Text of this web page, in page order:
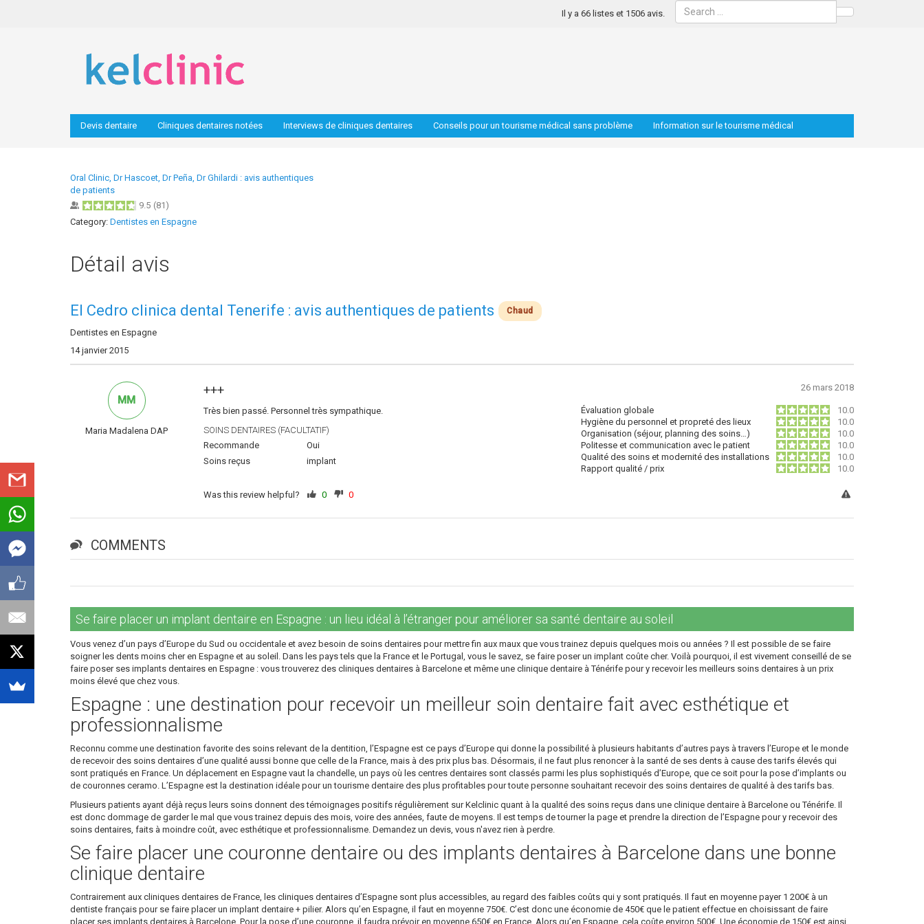
Search
Il y a 66 listes et 1506 avis.
Devis dentaire Cliniques dentaires notées Interviews de cliniques dentaires Conseils pour un tourisme médical sans problème Information sur le tourisme médical
Oral Clinic, Dr Hascoet, Dr Peña, Dr Ghilardi : avis authentiques
de patients
9.5 (81 )
Category: Dentistes en Espagne
Détail avis
El Cedro clinica dental Tenerife : avis authentiques de patients Chaud
Dentistes en Espagne
14 janvier 2015
+++ 26 mars 2018
Évaluation globale
10.0
Hygiène du personnel et propreté des lieux
10.0
Organisation (séjour, planning des soins…)
10.0
Politesse et communication avec le patient
10.0
Qualité des soins et modernité des installations
10.0
Rapport qualité / prix
10.0
Très bien passé. Personnel très sympathique.
SOINS DENTAIRES (FACULTATIF)
Recommande
Oui
Soins reçus
implant
MM
Maria Madalena DAP
Was this review helpful? 0 0
COMMENTS
Se faire placer un implant dentaire en Espagne : un lieu idéal à l’étranger pour améliorer sa santé dentaire au soleil
Vous venez d’un pays d’Europe du Sud ou occidentale et avez besoin de soins dentaires pour mettre fin aux maux que vous trainez depuis quelques mois ou années ? Il est possible de se faire
soigner les dents moins cher en Espagne et au soleil. Dans les pays tels que la France et le Portugal, vous le savez, se faire poser un implant coûte cher. Voilà pourquoi, il est vivement conseillé de se
faire poser ses implants dentaires en Espagne : vous trouverez des cliniques dentaires à Barcelone et même une clinique dentaire à Ténérife pour y recevoir les meilleurs soins dentaires à un prix
moins élevé que chez vous.
Espagne : une destination pour recevoir un meilleur soin dentaire fait avec esthétique et
professionnalisme
Reconnu comme une destination favorite des soins relevant de la dentition, l’Espagne est ce pays d’Europe qui donne la possibilité à plusieurs habitants d’autres pays à travers l’Europe et le monde
de recevoir des soins dentaires d’une qualité aussi bonne que celle de la France, mais à des prix plus bas. Désormais, il ne faut plus renoncer à la santé de ses dents à cause des tarifs élevés qui
sont pratiqués en France. Un déplacement en Espagne vaut la chandelle, un pays où les centres dentaires sont classés parmi les plus sophistiqués d’Europe, que ce soit pour la pose d’implants ou
de couronnes ceramo. L’Espagne est la destination idéale pour un tourisme dentaire des plus profitables pour toute personne souhaitant recevoir des soins dentaires de qualité à des tarifs bas.
Plusieurs patients ayant déjà reçus leurs soins donnent des témoignages positifs régulièrement sur Kelclinic quant à la qualité des soins reçus dans une clinique dentaire à Barcelone ou Ténérife. Il
est donc dommage de garder le mal que vous trainez depuis des mois, voire des années, faute de moyens. Il est temps de tourner la page et prendre la direction de l’Espagne pour y recevoir des
soins dentaires, faits à moindre coût, avec esthétique et professionnalisme. Demandez un devis, vous n'avez rien à perdre.
Se faire placer une couronne dentaire ou des implants dentaires à Barcelone dans une bonne
clinique dentaire
Contrairement aux cliniques dentaires de France, les cliniques dentaires d’Espagne sont plus accessibles, au regard des faibles coûts qui y sont pratiqués. Il faut en moyenne payer 1 200€ à un
dentiste français pour se faire placer un implant dentaire + pilier. Alors qu’en Espagne, il faut en moyenne 750€. C’est donc une économie de 450€ que le patient effectue en choisissant de faire
placer ses implants dentaires à Barcelone. Pour la pose d’une couronne, il faudra prévoir en moyenne 650€ en France. Alors qu’en Espagne, cela coûte environ 500€. Une économie de 150€ est ainsi